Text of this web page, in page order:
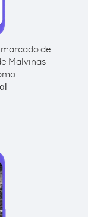
de
Malvinas